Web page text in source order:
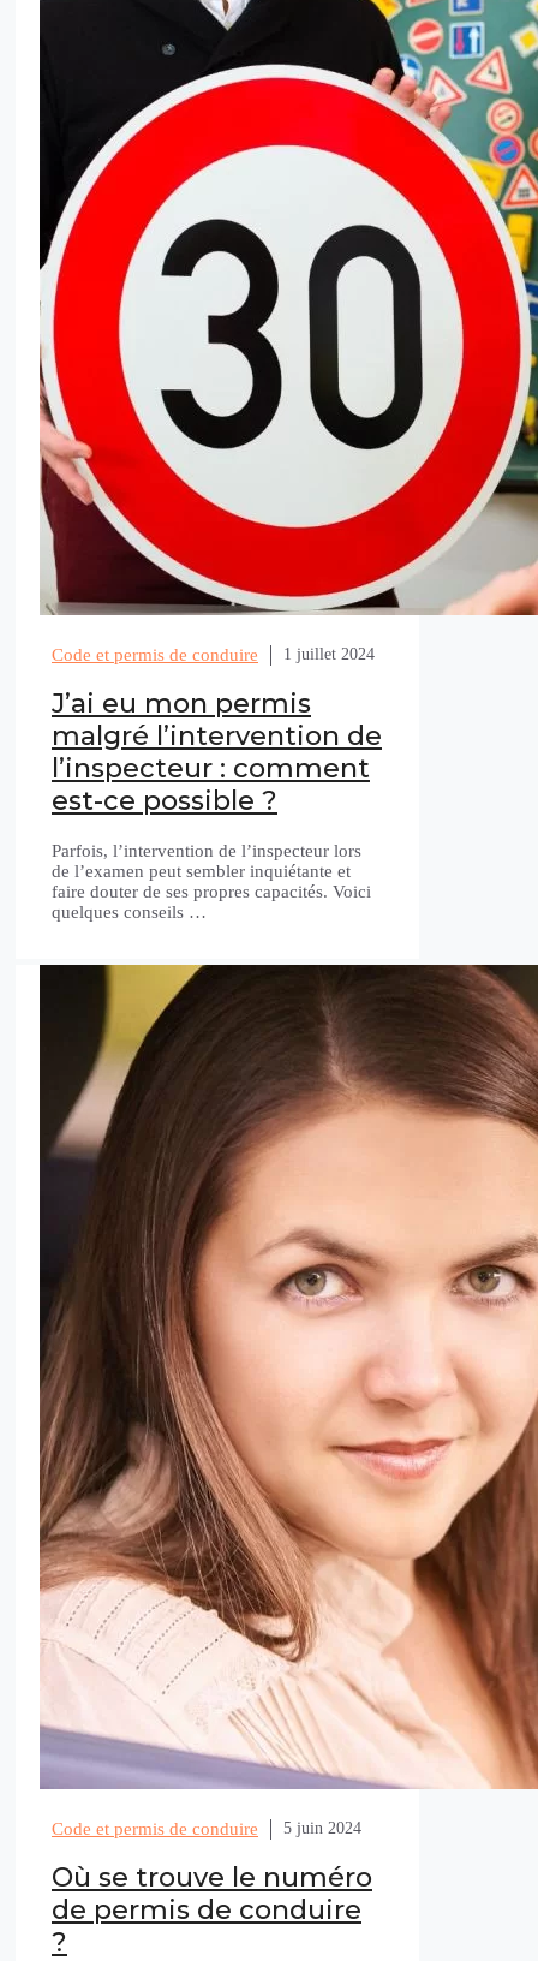
Code et permis de conduire 1 juillet 2024
J’ai eu mon permis
malgré l’intervention de
l’inspecteur : comment
est-ce possible ?
Parfois, l’intervention de l’inspecteur lors
de l’examen peut sembler inquiétante et
faire douter de ses propres capacités. Voici
quelques conseils …
Code et permis de conduire 5 juin 2024
Où se trouve le numéro
de permis de conduire
?